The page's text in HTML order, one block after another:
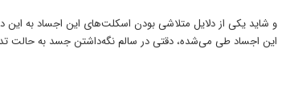
و شاید یکی از دلایل متلاشی بودن اسکلت‌های این اجساد به این
این اجساد طی می‌شده، دقتی در سالم نگه‌داشتن جسد به حالت